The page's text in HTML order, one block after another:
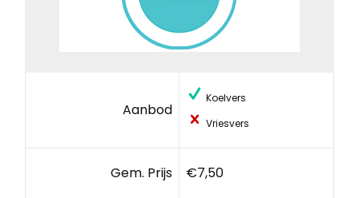
Aanbod
Koelvers
Vriesvers
Gem. Prijs €7,50